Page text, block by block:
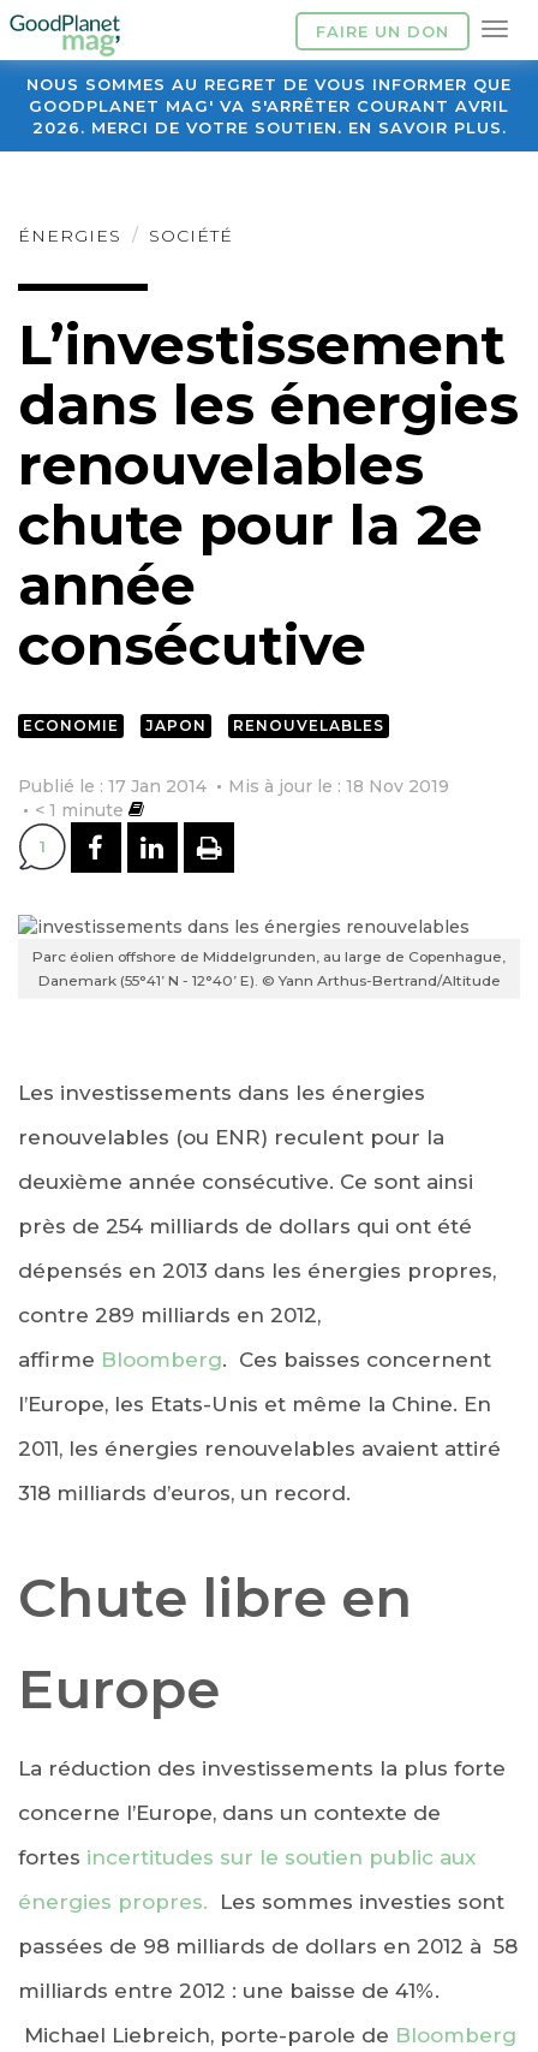
FAIRE UN DON
NOUS SOMMES AU REGRET DE VOUS INFORMER QUE
GOODPLANET MAG' VA S'ARRÊTER COURANT AVRIL
2026. MERCI DE VOTRE SOUTIEN. EN SAVOIR PLUS.
ÉNERGIES SOCIÉTÉ
L’investissement
dans les énergies
renouvelables
chute pour la 2e
année
consécutive
ECONOMIE JAPON RENOUVELABLES
Publié le : 17 Jan 2014
Mis à jour le : 18 Nov 2019
< 1 minute
1 PARTAGER SUR FACEBOOK
PARTAGER SUR
IMPRIMER
Parc éolien offshore de Middelgrunden, au large de Copenhague,
Danemark (55°41’ N - 12°40’ E). © Yann Arthus-Bertrand/Altitude
Les investissements dans les énergies
renouvelables (ou ENR) reculent pour la
deuxième année consécutive. Ce sont ainsi
près de 254 milliards de dollars qui ont été
dépensés en 2013 dans les énergies propres,
contre 289 milliards en 2012,
affirme Bloomberg. Ces baisses concernent
l’Europe, les Etats-Unis et même la Chine. En
2011, les énergies renouvelables avaient attiré
318 milliards d’euros, un record.
Chute libre en
Europe
La réduction des investissements la plus forte
concerne l’Europe, dans un contexte de
fortes incertitudes sur le soutien public aux
énergies propres. Les sommes investies sont
passées de 98 milliards de dollars en 2012 à 58
milliards entre 2012 : une baisse de 41%.
Michael Liebreich, porte-parole de Bloomberg